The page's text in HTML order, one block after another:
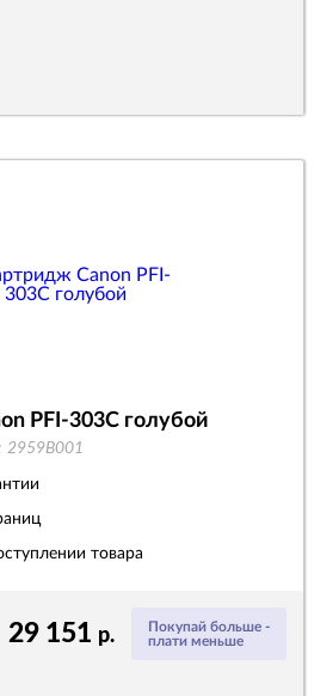
Покупай больше -
плати меньше
29 151 р.
PFI-303C голубой
2959B001
товара